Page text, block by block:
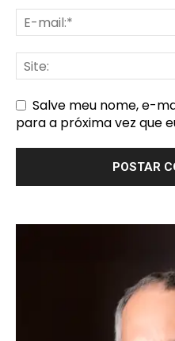
Salve meu nome, e-
para a próxima vez que